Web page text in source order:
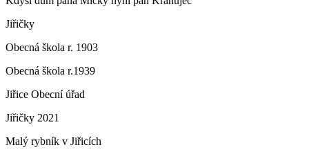
Jiřičky
Obecná škola r. 1903
Obecná škola r.1939
Jiřice Obecní úřad
Jiřičky 2021
Malý rybník v Jiřicích